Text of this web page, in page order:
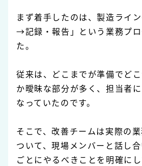
まず着手したのは、製造ライ
→記録・報告」という業務プ
た。
従来は、どこまでが準備でど
か曖昧な部分が多く、担当者
なっていたのです。
そこで、改善チームは実際の
ついて、現場メンバーと話し
ごとにやるべきことを明確にし